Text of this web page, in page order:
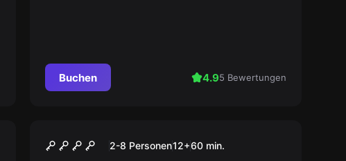
Buchen 4.95 Bewertungen
Secret Service
2-8 Personen12+60 min.